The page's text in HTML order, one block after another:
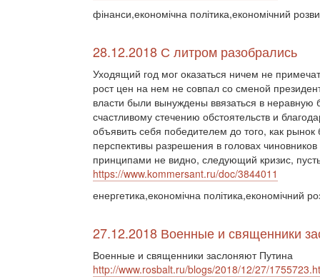
фінанси,економічна політика,економічний
28.12.2018 С литром разобрались
Уходящий год мог оказаться ничем не
рост цен на нем не совпал со сменой
власти были вынуждены ввязаться в
счастливому стечению обстоятельств и
объявить себя победителем до того, как
перспективы разрешения в головах
принципами не видно, следующий кризис,
https://www.kommersant.ru/doc/3844011
енергетика,економічна політика,економічний
27.12.2018 Военные и священники
Военные и священники заслоняют Путина
http://www.rosbalt.ru/blogs/2018/12/27/